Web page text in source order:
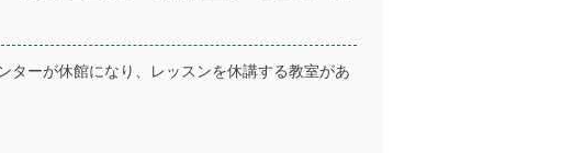
ターが休館になり、レッスンを休講する教室があ